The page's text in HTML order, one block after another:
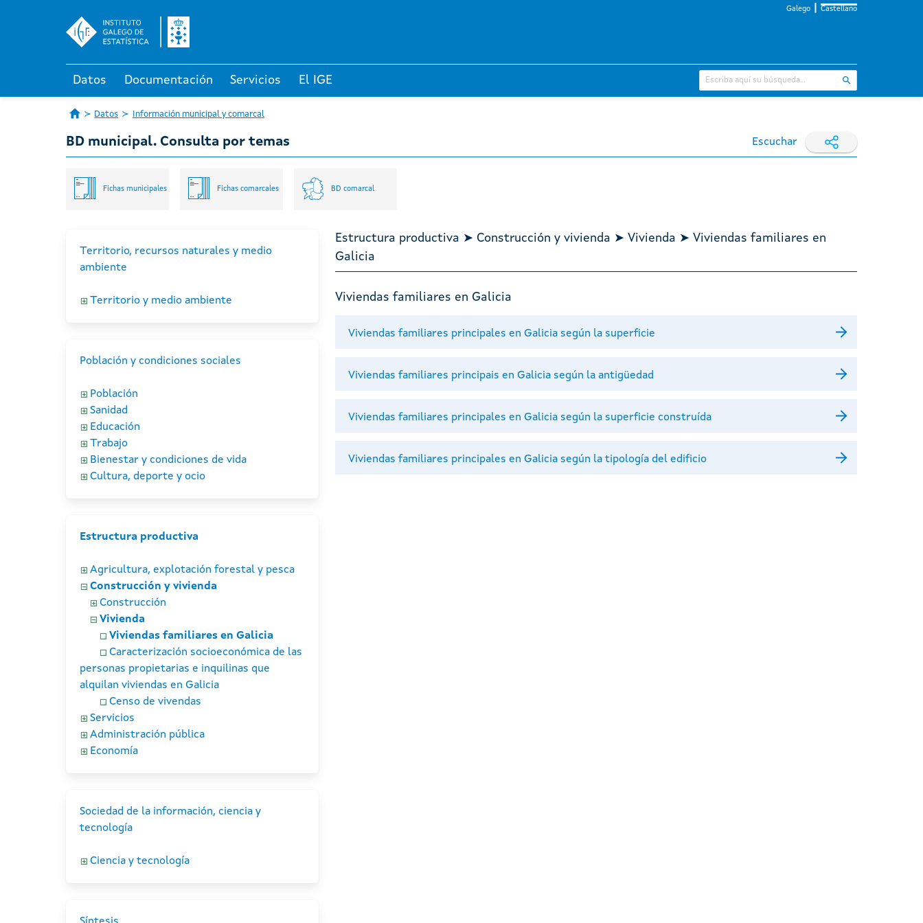
Galego Castellano
Datos Documentación Servicios El IGE
Datos Información municipal y comarcal
BD municipal. Consulta por temas Escuchar
Fichas municipales Fichas comarcales BD comarcal
Territorio, recursos naturales y medio
ambiente
Territorio y medio ambiente
Población y condiciones sociales
Población
Sanidad
Educación
Trabajo
Bienestar y condiciones de vida
Cultura, deporte y ocio
Estructura productiva
Agricultura, explotación forestal y pesca
Construcción y vivienda
Construcción
Vivienda
Viviendas familiares en Galicia
Caracterización socioeconómica de las
personas propietarias e inquilinas que
alquilan viviendas en Galicia
Censo de vivendas
Servicios
Administración pública
Economía
Sociedad de la información, ciencia y
tecnología
Ciencia y tecnología
Estructura productiva ➤ Construcción y vivienda ➤ Vivienda ➤ Viviendas familiares en
Galicia
Viviendas familiares en Galicia
Viviendas familiares principales en Galicia según la superficie
Viviendas familiares principais en Galicia según la antigüedad
Viviendas familiares principales en Galicia según la superficie construída
Viviendas familiares principales en Galicia según la tipología del edificio